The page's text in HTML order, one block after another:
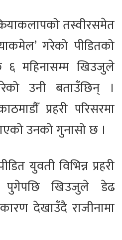
तस्वीरसमेत
गरेको पीडितको
६ महिनासम्म खिउजुले
उनी बताउँछिन् ।
प्रहरी परिसरमा
उनको गुनासो छ ।
युवती विभिन्न प्रहरी
पुगेपछि खिउजुले डेढ
देखाउँदै राजीनामा